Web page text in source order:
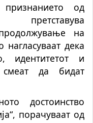
- тракторите““
од
претставува
на
дека
идентитетот и
да бидат
достоинство
порачуваат од